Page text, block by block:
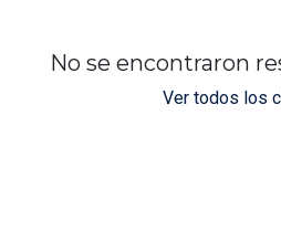
No se encontraron
Ver todos los